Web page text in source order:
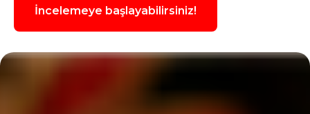
İncelemeye başlayabilirsiniz!